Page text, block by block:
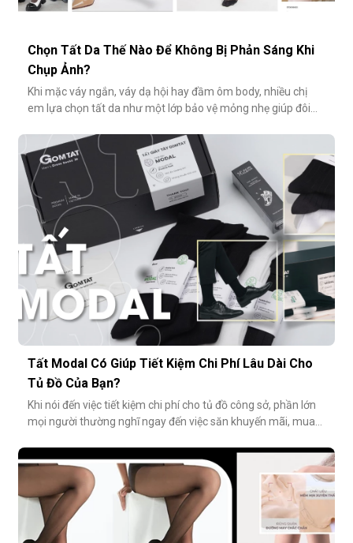
Chọn Tất Da Thế Nào Để Không Bị Phản Sáng Khi
Chụp Ảnh?
Khi mặc váy ngắn, váy dạ hội hay đầm ôm body, nhiều chị
em lựa chọn tất da như một lớp bảo vệ mỏng nhẹ giúp đôi
Tuy nhiên, không ít người gặp phải tình huống dở khóc dở
cười: đôi chân phản chiếu ánh sáng trắng loá trong ảnh, lộ rõ
lớp tất khiến
Tất Modal Có Giúp Tiết Kiệm Chi Phí Lâu Dài Cho
Tủ Đồ Của Bạn?
Khi nói đến việc tiết kiệm chi phí cho tủ đồ công sở, phần lớn
mọi người thường nghĩ ngay đến việc săn khuyến mãi, mua
cách tiết kiệm bền vững và tinh tế hơn rất nhiều: đầu tư vào
chất lượng từ những món nhỏ nhất. Cụ thể hơn, tất modal
không chỉ